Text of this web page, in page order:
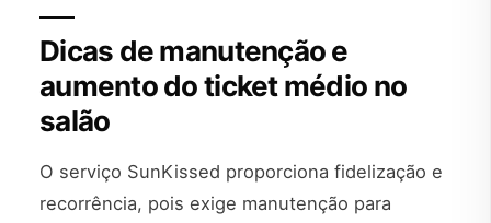
Dicas de manutenção e
aumento do ticket médio no
salão
O serviço SunKissed proporciona fidelização e
recorrência, pois exige manutenção para